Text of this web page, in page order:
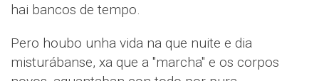
hai bancos de tempo.
Pero houbo unha vida na que nuite e dia
misturábanse, xa que a "marcha" e os corpos